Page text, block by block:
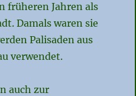
früheren Jahren als
Damals waren sie
Palisaden aus
verwendet.
auch zur